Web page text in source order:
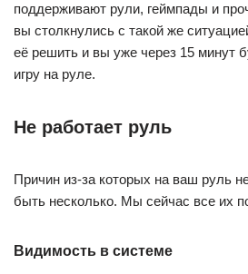
поддерживают рули, геймпады и
вы столкнулись с такой же
её решить и вы уже через 15 минут
игру на руле.
Не работает руль
Причин из-за которых на ваш руль
быть несколько. Мы сейчас все их
Видимость в системе